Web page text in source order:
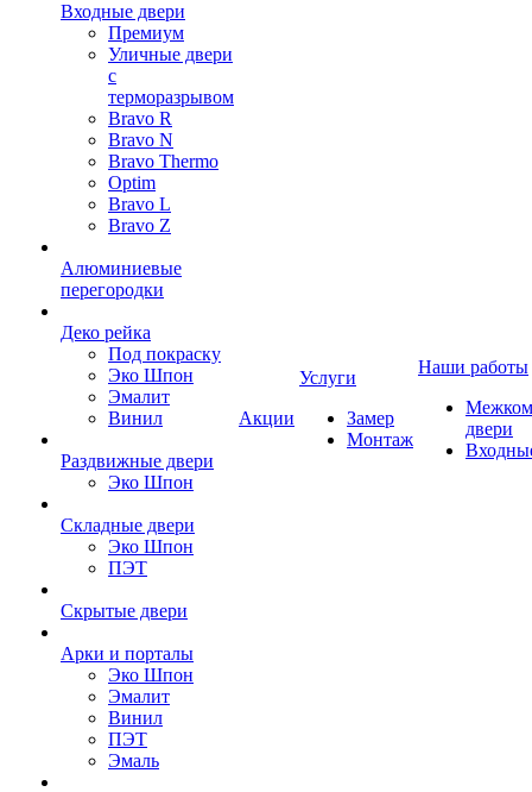
Входные двери
Премиум
Уличные двери
с
терморазрывом
Bravo R
Bravo N
Bravo Thermo
Optim
Bravo L
Bravo Z
Алюминиевые
перегородки
Деко рейка
Под покраску
Эко Шпон
Эмалит
Винил
Раздвижные двери
Эко Шпон
Складные двери
Эко Шпон
ПЭТ
Скрытые двери
Арки и порталы
Эко Шпон
Эмалит
Винил
ПЭТ
Эмаль
Акции
Услуги
Замер
Монтаж
Наши работы
двери